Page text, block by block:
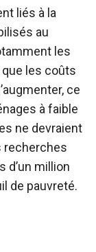
liés à la
au
les
que les coûts
ce
à faible
ne devraient
recherches
d’un million
de pauvreté.